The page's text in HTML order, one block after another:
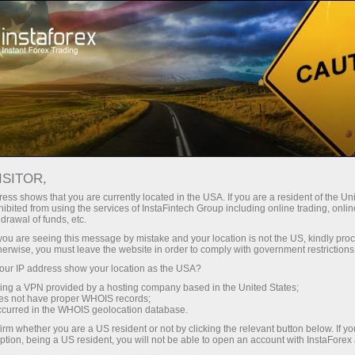
Dành cho Nhà giao dịch
Điều kiện giao dịch
MetaTrader 4
Tải xuống MT4 cho PC,
IOS, Android: Trạm
giao dịch tốt nhất
Mọi khách hàng của InstaForex đều được tự do
lựa chọn nền tảng giao dịch phù hợp nhất với
nhu cầu của mình để giao dịch trên thị trường
shows that you are currently located in the USA. If you are a resident of the
from using the services of InstaFintech Group including online trading,
of funds, etc.
are seeing this message by mistake and your location is not the US, kindly
you must leave the website in order to comply with government
IP address show your location as the USA?
a VPN provided by a hosting company based in the United States;
not have proper WHOIS records;
in the WHOIS geolocation database.
whether you are a US resident or not by clicking the relevant button below. If
being a US resident, you will not be able to open an account with InstaForex